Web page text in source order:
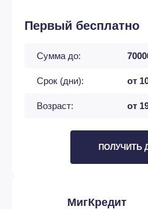
Первый бесплатно
Сумма до:
Срок (дни): от
Возраст: от
ПОЛУЧИТЬ
МигКредит